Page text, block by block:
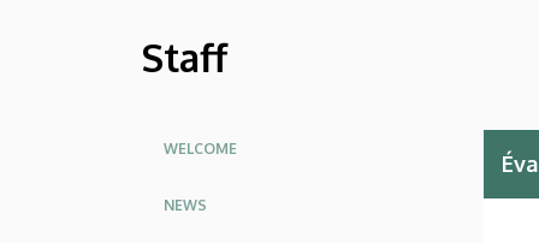
Staff
Oldalmenü
WELCOME
NEWS